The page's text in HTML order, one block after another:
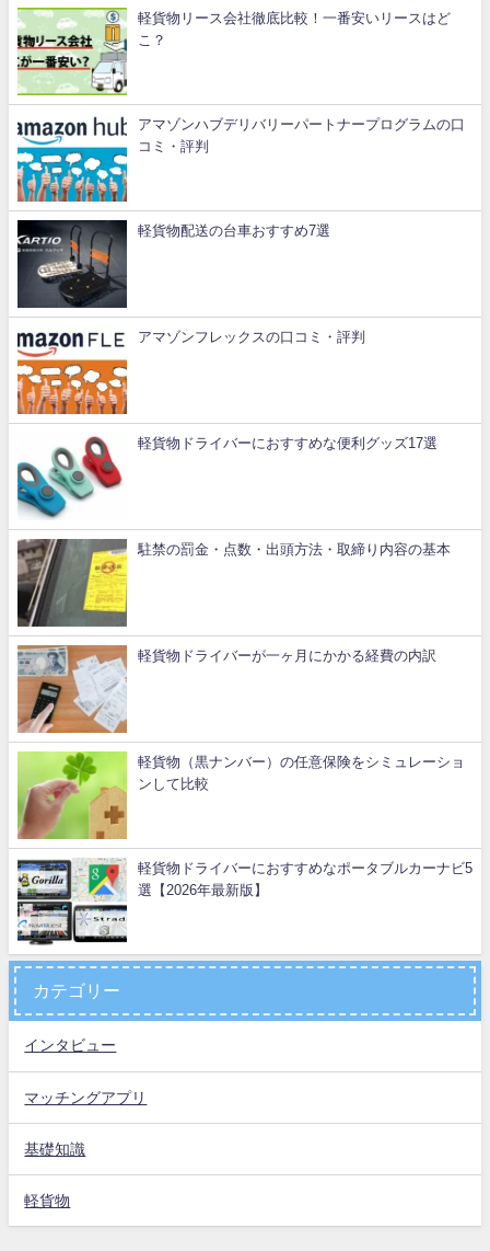
軽貨物リース会社徹底比較！一番安いリースはど
こ？
アマゾンハブデリバリーパートナープログラムの口
コミ・評判
軽貨物配送の台車おすすめ7選
アマゾンフレックスの口コミ・評判
軽貨物ドライバーにおすすめな便利グッズ17選
駐禁の罰金・点数・出頭方法・取締り内容の基本
軽貨物ドライバーが一ヶ月にかかる経費の内訳
軽貨物（黒ナンバー）の任意保険をシミュレーショ
ンして比較
軽貨物ドライバーにおすすめなポータブルカーナビ5
選【2026年最新版】
カテゴリー
インタビュー
マッチングアプリ
基礎知識
軽貨物